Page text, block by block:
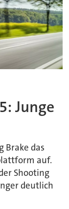
Junge
Brake das
auf.
Shooting
deutlich